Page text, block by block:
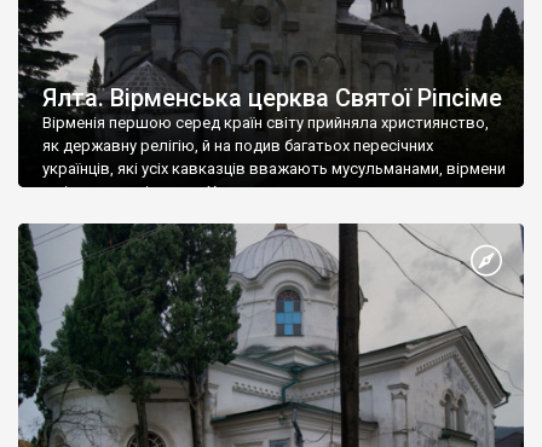
Ялта. Вірменська церква Святої Ріпсіме
Вірменія першою серед країн світу прийняла християнство,
як державну релігію, й на подив багатьох пересічних
українців, які усіх кавказців вважають мусульманами, вірмени
є відданими вірянами Христа